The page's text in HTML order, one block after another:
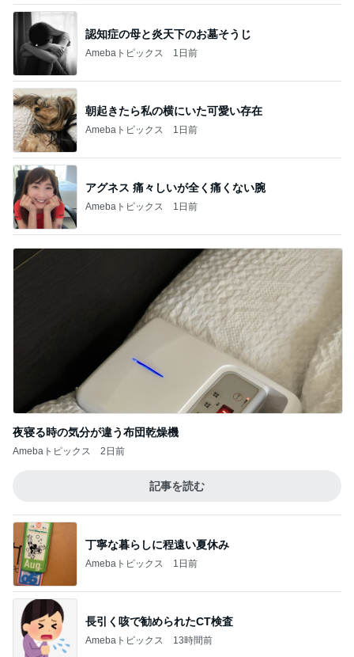
認知症の母と炎天下のお墓そうじ
Amebaトピックス 1日前
朝起きたら私の横にいた可愛い存在
Amebaトピックス 1日前
アグネス 痛々しいが全く痛くない腕
Amebaトピックス 1日前
夜寝る時の気分が違う布団乾燥機
Amebaトピックス 2日前
記事を読む
丁寧な暮らしに程遠い夏休み
Amebaトピックス 1日前
長引く咳で勧められたCT検査
Amebaトピックス 13時間前